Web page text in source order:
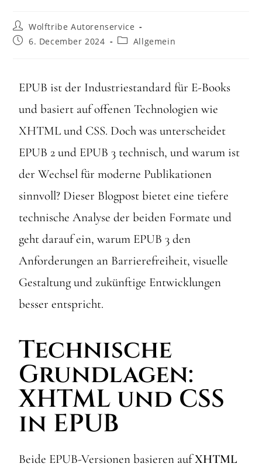
Wolftribe Autorenservice
6. December 2024
Allgemein
EPUB ist der Industriestandard für E-Books
und basiert auf offenen Technologien wie
XHTML und CSS. Doch was unterscheidet
EPUB 2 und EPUB 3 technisch, und warum ist
der Wechsel für moderne Publikationen
sinnvoll? Dieser Blogpost bietet eine tiefere
technische Analyse der beiden Formate und
geht darauf ein, warum EPUB 3 den
Anforderungen an Barrierefreiheit, visuelle
Gestaltung und zukünftige Entwicklungen
besser entspricht.
Technische
Grundlagen:
XHTML und CSS
in EPUB
Beide EPUB-Versionen basieren aufXHTML